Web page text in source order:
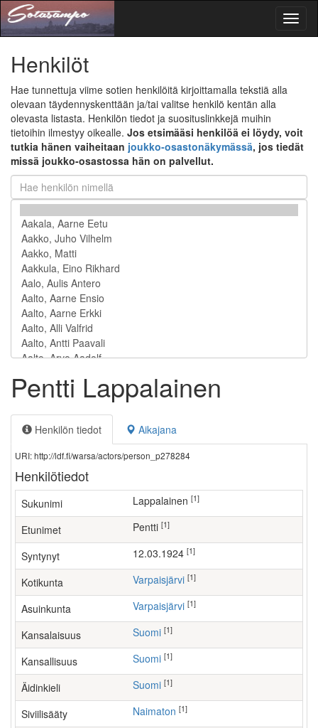
Henkilöt
Hae tunnettuja viime sotien henkilöitä kirjoittamalla tekstiä alla
olevaan täydennyskenttään ja/tai valitse henkilö kentän alla
olevasta listasta. Henkilön tiedot ja suosituslinkkejä muihin
tietoihin ilmestyy oikealle. Jos etsimääsi henkilöä ei löydy, voit
tutkia hänen vaiheitaan joukko-osastonäkymässä, jos tiedät
missä joukko-osastossa hän on palvellut.
Pentti Lappalainen
Henkilön tiedot Aikajana
URI: http://ldf.fi/warsa/actors/person_p278284
Henkilötiedot
Sukunimi Lappalainen [1]
Etunimet Pentti [1]
Syntynyt 12.03.1924 [1]
Kotikunta Varpaisjärvi [1]
Asuinkunta Varpaisjärvi [1]
Kansalaisuus Suomi [1]
Kansallisuus Suomi [1]
Äidinkieli Suomi [1]
Siviilisääty Naimaton [1]